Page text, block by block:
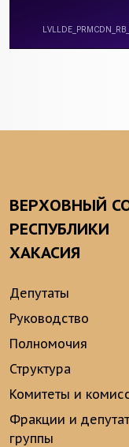
ВЕРХОВНЫЙ
РЕСПУБЛИКИ
ХАКАСИЯ
Депутаты
Руководство
Полномочия
Структура
Комитеты и
Фракции и
группы